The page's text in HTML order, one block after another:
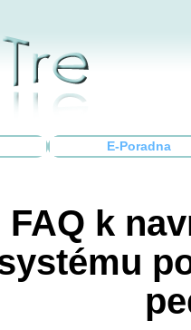
E-Poradna
FAQ k